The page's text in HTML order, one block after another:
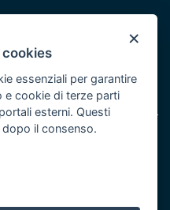
POR Puglia 2014/2020 -
×
cookies
essenziali per garantire
e cookie di terze parti
esterni. Questi
il consenso.